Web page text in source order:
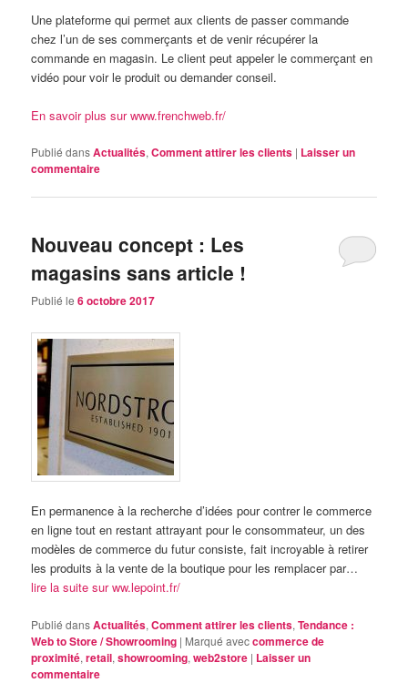
Une plateforme qui permet aux clients de passer commande
chez l’un de ses commerçants et de venir récupérer la
commande en magasin. Le client peut appeler le commerçant en
vidéo pour voir le produit ou demander conseil.
En savoir plus sur www.frenchweb.fr/
Publié dansActualités,Comment attirer les clients | Laisser un
commentaire
Nouveau concept : Les
magasins sans article !
Publié le6 octobre 2017
En permanence à la recherche d’idées pour contrer le commerce
en ligne tout en restant attrayant pour le consommateur, un des
modèles de commerce du futur consiste, fait incroyable à retirer
les produits à la vente de la boutique pour les remplacer par…
lire la suite sur ww.lepoint.fr/
Publié dansActualités,Comment attirer les clients,Tendance :
Web to Store / Showrooming | Marqué aveccommerce de
proximité,retail,showrooming,web2store | Laisser un
commentaire